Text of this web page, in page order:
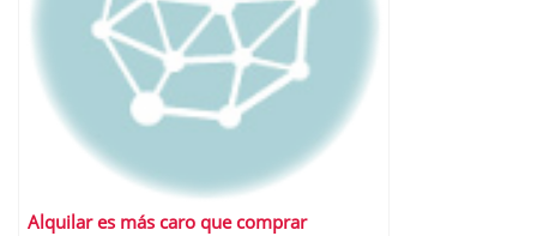
Alquilar es más caro que comprar